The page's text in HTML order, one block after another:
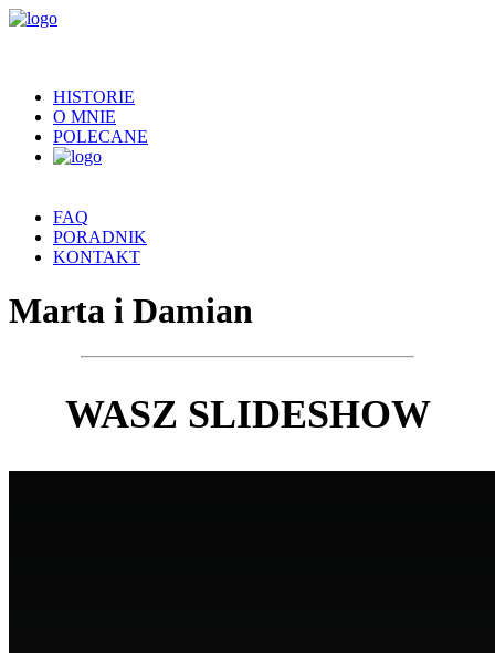
HISTORIE
O MNIE
POLECANE
FAQ
PORADNIK
KONTAKT
Marta i Damian
WASZ SLIDESHOW